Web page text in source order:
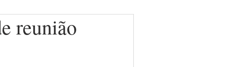
reunião